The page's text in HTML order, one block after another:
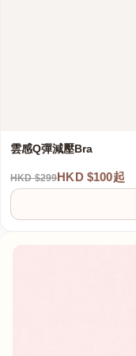
雲感Q彈減壓Bra
HKD $299HKD $100起